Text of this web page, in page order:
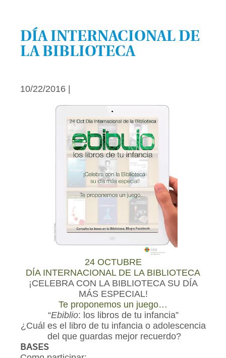
DÍA INTERNACIONAL DE
LA BIBLIOTECA
10/22/2016 |
24 OCTUBRE
DÍA INTERNACIONAL DE LA BIBLIOTECA
¡CELEBRA CON LA BIBLIOTECA SU DÍA
MÁS ESPECIAL!
Te proponemos un juego…
“Ebiblio: los libros de tu infancia”
¿Cuál es el libro de tu infancia o adolescencia
del que guardas mejor recuerdo?
BASES